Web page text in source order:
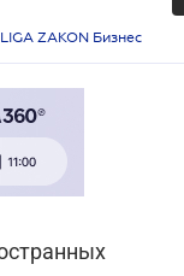
ZAKON Бизнес